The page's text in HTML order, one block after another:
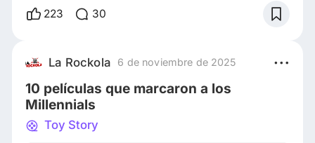
todo el sentido del mundo”. Ella se refería
siglo XXI; originalmente concebida para
223 30
La Rockola 6 de noviembre de 2025
10 películas que marcaron a los
Millennials
Toy Story